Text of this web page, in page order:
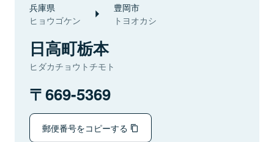
兵庫県
ヒョウゴケン
豊岡市
トヨオカシ
日高町栃本
ヒダカチョウトチモト
669-5369
郵便番号をコピーする